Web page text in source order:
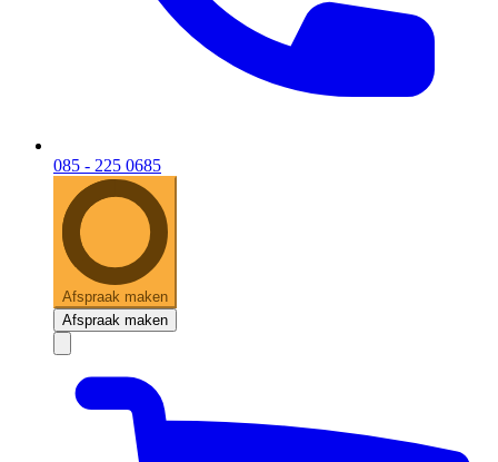
085 - 225 0685
Afspraak maken
Afspraak maken